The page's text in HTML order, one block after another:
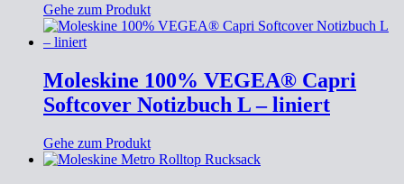
Gehe zum Produkt
Moleskine 100% VEGEA® Capri
Softcover Notizbuch L – liniert
Gehe zum Produkt